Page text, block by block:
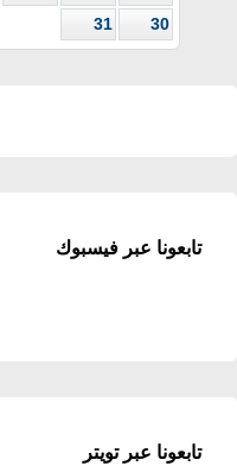
30
31
تابعونا عبر فيسبوك
تابعونا عبر تويتر